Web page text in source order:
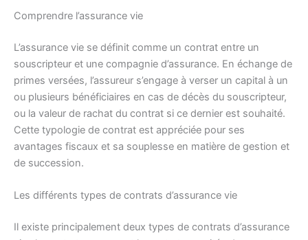
Comprendre l’assurance vie
L’assurance vie se définit comme un contrat entre un
souscripteur et une compagnie d’assurance. En échange de
primes versées, l’assureur s’engage à verser un capital à un
ou plusieurs bénéficiaires en cas de décès du souscripteur,
ou la valeur de rachat du contrat si ce dernier est souhaité.
Cette typologie de contrat est appréciée pour ses
avantages fiscaux et sa souplesse en matière de gestion et
de succession.
Les différents types de contrats d’assurance vie
Il existe principalement deux types de contrats d’assurance